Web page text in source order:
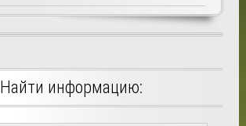
Найти информацию: